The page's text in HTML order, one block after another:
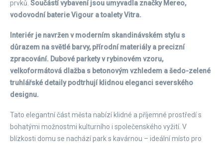
prvků. Součástí vybavení jsou umyvadla značky Mereo,
vodovodní baterie Vigour a toalety Vitra.
Interiér je navržen v moderním skandinávském stylu s
důrazem na světlé barvy, přírodní materiály a precizní
zpracování. Dubové parkety v rybinovém vzoru,
velkoformátová dlažba s betonovým vzhledem a šedo-zelené
truhlářské detaily podtrhují klidnou eleganci severského
designu.
Tato elegantní část města nabízí klidné a příjemné prostředí s
bohatými možnostmi kulturního i společenského vyžití. V
blízkosti domu se nachází park s kavárnou – ideální místo pro